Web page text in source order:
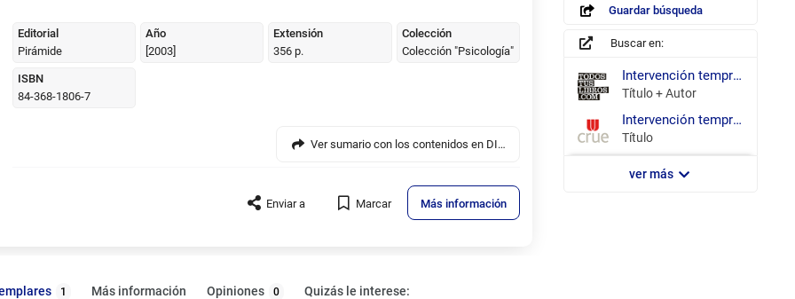
Editorial
Pirámide
Año
[2003]
Extensión
356 p.
Colección
Colección "Psicología"
ISBN
84-368-1806-7
Ver sumario con los contenidos en DIALNET
Enviar a Marcar Más información
búsquedaGuardar búsqueda
Buscar en:
todostuslibros.com Intervención temprana
Título + Autor
REBIUN Intervención temprana
Título
ver más
1 Más información Opiniones 0 Quizás le interese: